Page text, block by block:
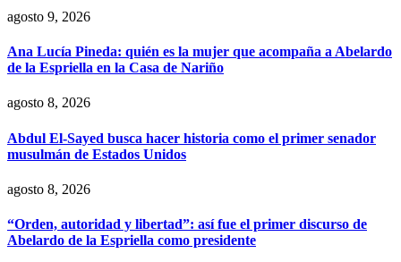
agosto 9, 2026
Ana Lucía Pineda: quién es la mujer que acompaña a Abelardo
de la Espriella en la Casa de Nariño
agosto 8, 2026
Abdul El-Sayed busca hacer historia como el primer senador
musulmán de Estados Unidos
agosto 8, 2026
“Orden, autoridad y libertad”: así fue el primer discurso de
Abelardo de la Espriella como presidente